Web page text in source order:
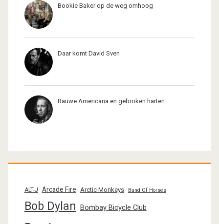
Bookie Baker op de weg omhoog
Daar komt David Sven
Rauwe Americana en gebroken harten
ALT-J Arcade Fire Arctic Monkeys Band Of Horses
Bob Dylan Bombay Bicycle Club